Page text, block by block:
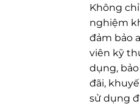
Không
nghiệm
đảm bảo
viên kỹ
dụng,
đãi,
sử dụng